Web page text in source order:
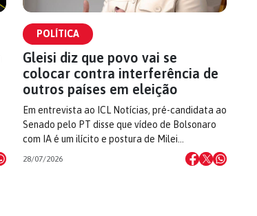
POLÍTICA
Gleisi diz que povo vai se
colocar contra interferência de
outros países em eleição
Em entrevista ao ICL Notícias, pré-candidata ao
Senado pelo PT disse que vídeo de Bolsonaro
com IA é um ilícito e postura de Milei…
28/07/2026